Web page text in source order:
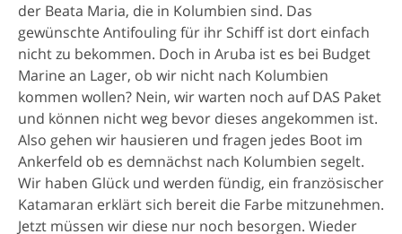
der Beata Maria, die in Kolumbien sind. Das
gewünschte Antifouling für ihr Schiff ist dort einfach
nicht zu bekommen. Doch in Aruba ist es bei Budget
Marine an Lager, ob wir nicht nach Kolumbien
kommen wollen? Nein, wir warten noch auf DAS Paket
und können nicht weg bevor dieses angekommen ist.
Also gehen wir hausieren und fragen jedes Boot im
Ankerfeld ob es demnächst nach Kolumbien segelt.
Wir haben Glück und werden fündig, ein französischer
Katamaran erklärt sich bereit die Farbe mitzunehmen.
Jetzt müssen wir diese nur noch besorgen. Wieder